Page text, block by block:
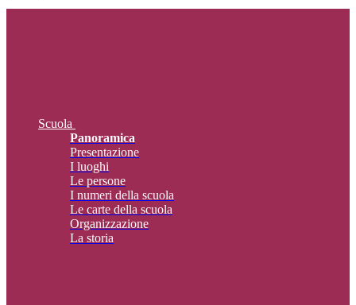
Scuola
Panoramica
Presentazione
I luoghi
Le persone
I numeri della scuola
Le carte della scuola
Organizzazione
La storia